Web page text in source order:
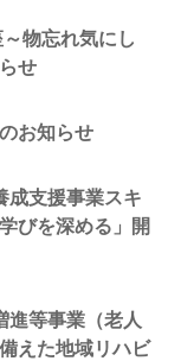
物忘れ気にし
せ
お知らせ
成支援事業スキ
びを深める」開
等事業（老人
えた地域リハビ